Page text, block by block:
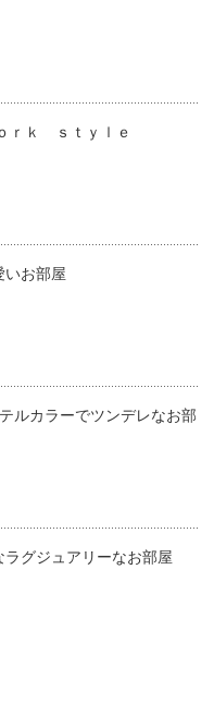
ｒｋ ｓｔｙｌｅ
いお部屋
ルカラーでツンデレなお部
グジュアリーなお部屋